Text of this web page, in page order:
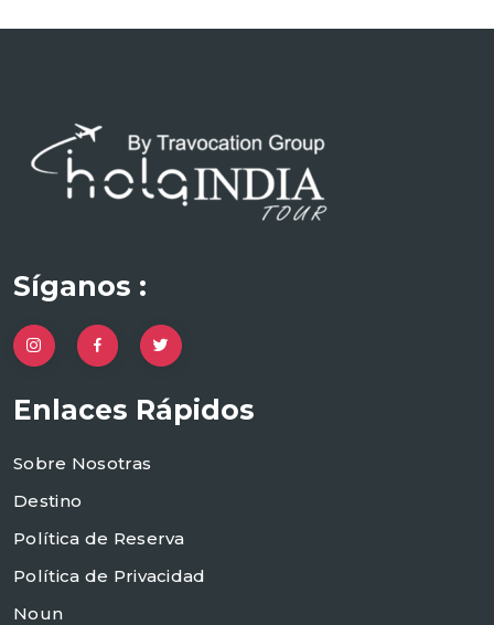
Síganos :
Enlaces Rápidos
Sobre Nosotras
Destino
Política de Reserva
Política de Privacidad
Noun